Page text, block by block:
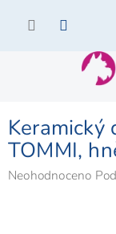
Keramický
TOMMI,
Průměrné
Neohodnoceno